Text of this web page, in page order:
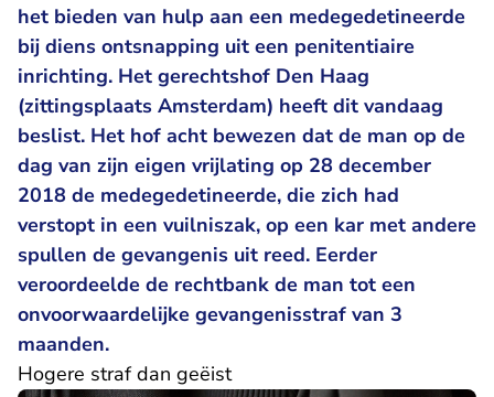
het bieden van hulp aan een medegedetineerde
bij diens ontsnapping uit een penitentiaire
inrichting. Het gerechtshof Den Haag
(zittingsplaats Amsterdam) heeft dit vandaag
beslist. Het hof acht bewezen dat de man op de
dag van zijn eigen vrijlating op 28 december
2018 de medegedetineerde, die zich had
verstopt in een vuilniszak, op een kar met andere
spullen de gevangenis uit reed. Eerder
veroordeelde de rechtbank de man tot een
onvoorwaardelijke gevangenisstraf van 3
maanden.
Hogere straf dan geëist